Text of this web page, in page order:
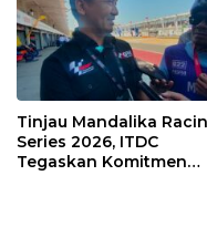
Tinjau Mandalika
Series 2026, ITDC
Tegaskan Komitmen